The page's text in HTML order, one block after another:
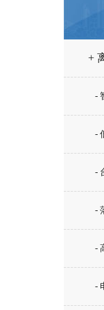
+
-
-
-
-
-
-